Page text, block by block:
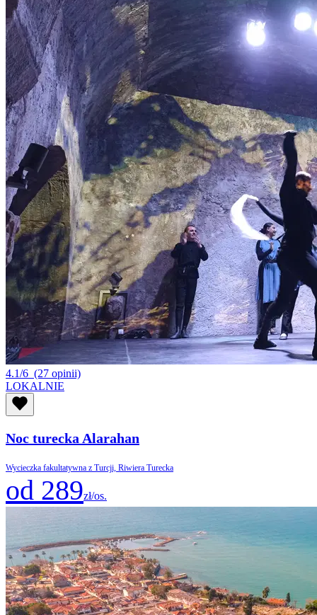
4.1/6 (27 opinii)
LOKALNIE
Noc turecka Alarahan
Wycieczka fakultatywna z Turcji, Riwiera Turecka
od 289zł/os.